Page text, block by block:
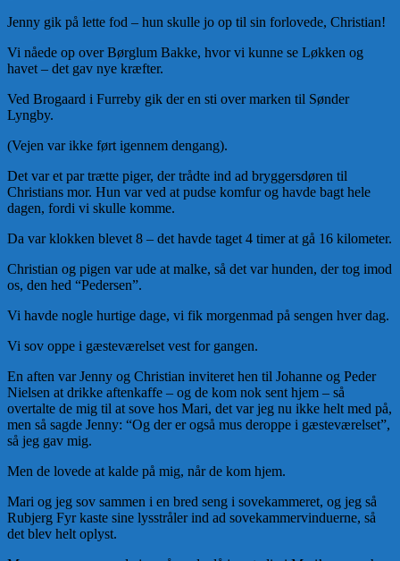
Jenny gik på lette fod – hun skulle jo op til sin forlovede, Christian!
Vi nåede op over Børglum Bakke, hvor vi kunne se Løkken og
havet – det gav nye kræfter.
Ved Brogaard i Furreby gik der en sti over marken til Sønder
Lyngby.
(Vejen var ikke ført igennem dengang).
Det var et par trætte piger, der trådte ind ad bryggersdøren til
Christians mor. Hun var ved at pudse komfur og havde bagt hele
dagen, fordi vi skulle komme.
Da var klokken blevet 8 – det havde taget 4 timer at gå 16 kilometer.
Christian og pigen var ude at malke, så det var hunden, der tog imod
os, den hed “Pedersen”.
Vi havde nogle hurtige dage, vi fik morgenmad på sengen hver dag.
Vi sov oppe i gæsteværelset vest for gangen.
En aften var Jenny og Christian inviteret hen til Johanne og Peder
Nielsen at drikke aftenkaffe – og de kom nok sent hjem – så
overtalte de mig til at sove hos Mari, det var jeg nu ikke helt med på,
men så sagde Jenny: “Og der er også mus deroppe i gæsteværelset”,
så jeg gav mig.
Men de lovede at kalde på mig, når de kom hjem.
Mari og jeg sov sammen i en bred seng i sovekammeret, og jeg så
Rubjerg Fyr kaste sine lysstråler ind ad sovekammervinduerne, så
det blev helt oplyst.